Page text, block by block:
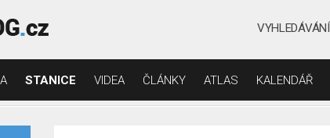
VYHLEDÁVÁNÍ
STANICE VIDEA ČLÁNKY ATLAS KALENDÁŘ